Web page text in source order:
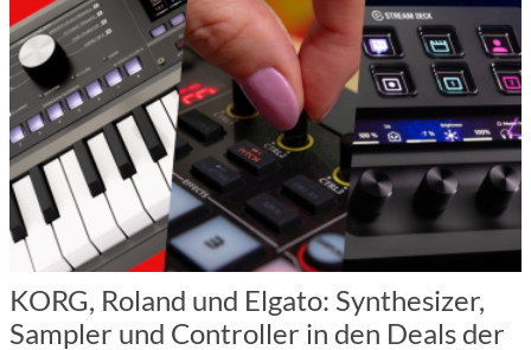
KORG, Roland und Elgato: Synthesizer,
Sampler und Controller in den Deals der